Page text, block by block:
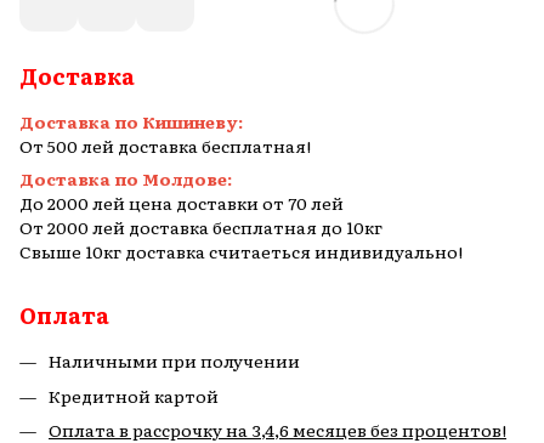
Доставка
Доставка по Кишиневу:
От 500 лей доставка бесплатная!
Доставка по Молдове:
До 2000 лей цена доставки от 70 лей
От 2000 лей доставка бесплатная до 10кг
Свыше 10кг доставка считаеться индивидуально!
Оплата
Наличными при получении
Кредитной картой
Оплата в рассрочку на 3,4,6 месяцев без процентов!